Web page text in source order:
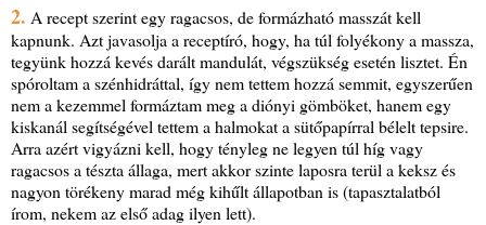
2. A recept szerint egy ragacsos, de formázható masszát kell
kapnunk. Azt javasolja a receptíró, hogy, ha túl folyékony a massza,
tegyünk hozzá kevés darált mandulát, végszükség esetén lisztet. Én
spóroltam a szénhidráttal, így nem tettem hozzá semmit, egyszerűen
nem a kezemmel formáztam meg a diónyi gömböket, hanem egy
kiskanál segítségével tettem a halmokat a sütőpapírral bélelt tepsire.
Arra azért vigyázni kell, hogy tényleg ne legyen túl híg vagy
ragacsos a tészta állaga, mert akkor szinte laposra terül a keksz és
nagyon törékeny marad még kihűlt állapotban is (tapasztalatból
írom, nekem az első adag ilyen lett).